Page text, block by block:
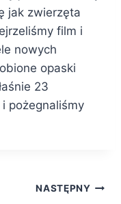
jak zwierzęta
film i
nowych
opaski
23
pożegnaliśmy
NASTĘPNY